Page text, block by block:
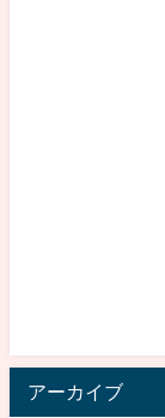
アーカイブ